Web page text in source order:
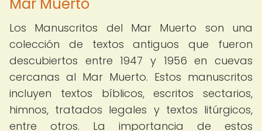
Los Manuscritos del Mar Muerto son una
colección de textos antiguos que fueron
descubiertos entre 1947 y 1956 en cuevas
cercanas al Mar Muerto. Estos manuscritos
incluyen textos bíblicos, escritos sectarios,
himnos, tratados legales y textos litúrgicos,
entre otros. La importancia de estos